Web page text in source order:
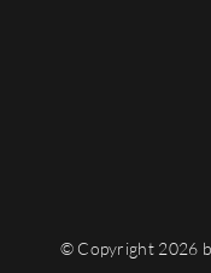
© Copyright 2026